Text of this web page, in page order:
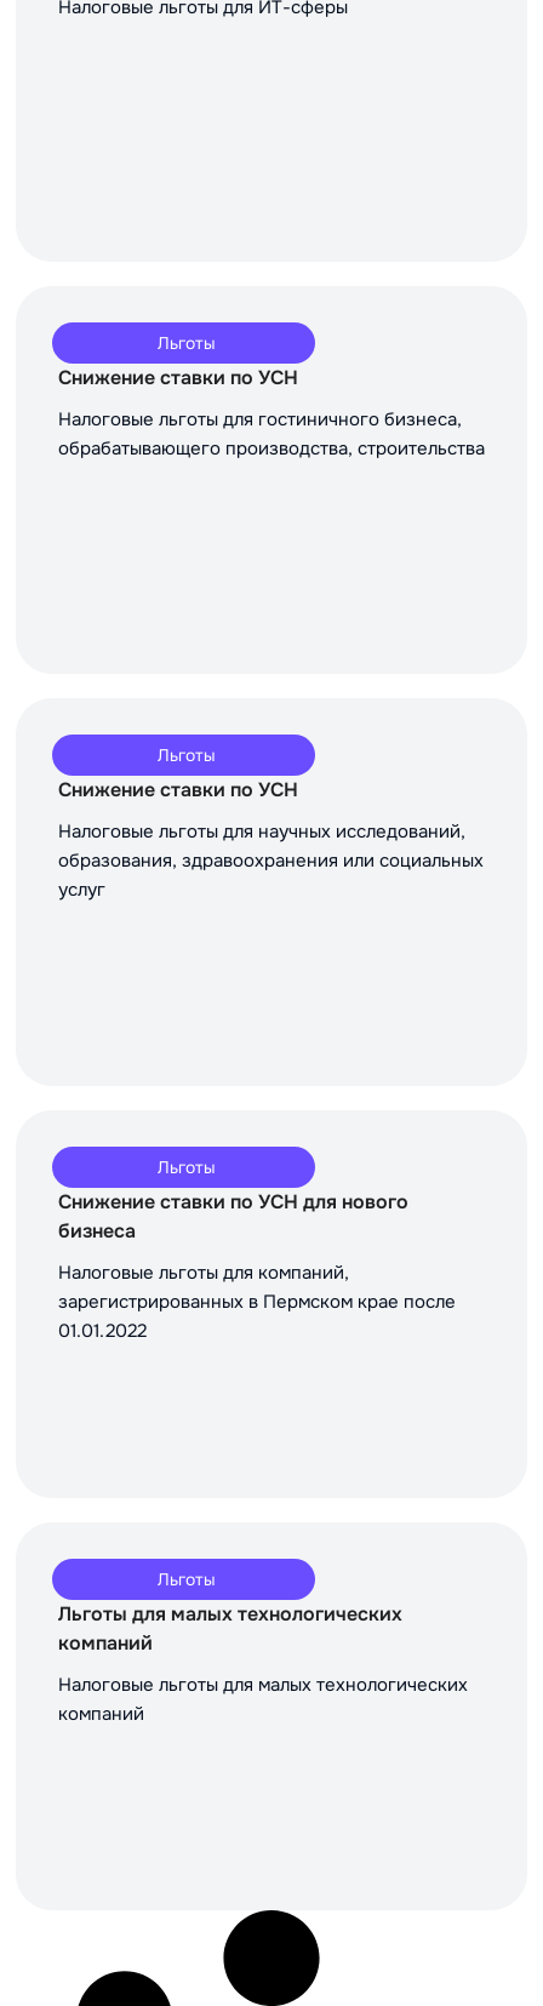
Налоговые льготы для ИТ-сферы
Льготы
Снижение ставки по УСН
Налоговые льготы для гостиничного бизнеса,
обрабатывающего производства, строительства
Льготы
Снижение ставки по УСН
Налоговые льготы для научных исследований,
образования, здравоохранения или социальных
услуг
Льготы
Снижение ставки по УСН для нового
бизнеса
Налоговые льготы для компаний,
зарегистрированных в Пермском крае после
01.01.2022
Льготы
Льготы для малых технологических
компаний
Налоговые льготы для малых технологических
компаний